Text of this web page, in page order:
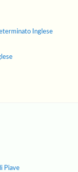
Inglese
Piave